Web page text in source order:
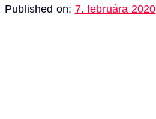
Published on: 7. februára 2020